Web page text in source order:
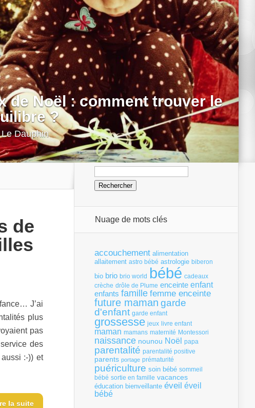
de Noël : comment trouver le
?
Dauphin
de
J’ai
plus
pas
des
:-)) et
la suite
Rechercher :
Nuage de mots clés
accouchement alimentation
allaitement astro bébé astrologie biberon
bio brio brio world bébé cadeaux
crèche drôle de Plume enceinte enfant
enfants famille femme enceinte
future maman garde
d'enfant garde enfant
grossesse jeux livre enfant
maman mamans maternité Montessori
naissance nounou Noël papa
parentalité parentalité positive
parents portage prématurité
puériculture soin bébé sommeil
bébé sortie en famille vacances
éducation bienveillante éveil éveil
bébé